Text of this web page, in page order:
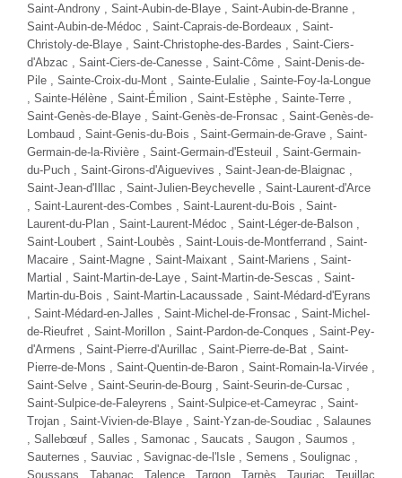
Saint-Androny , Saint-Aubin-de-Blaye , Saint-Aubin-de-Branne ,
Saint-Aubin-de-Médoc , Saint-Caprais-de-Bordeaux , Saint-
Christoly-de-Blaye , Saint-Christophe-des-Bardes , Saint-Ciers-
d'Abzac , Saint-Ciers-de-Canesse , Saint-Côme , Saint-Denis-de-
Pile , Sainte-Croix-du-Mont , Sainte-Eulalie , Sainte-Foy-la-Longue
, Sainte-Hélène , Saint-Émilion , Saint-Estèphe , Sainte-Terre ,
Saint-Genès-de-Blaye , Saint-Genès-de-Fronsac , Saint-Genès-de-
Lombaud , Saint-Genis-du-Bois , Saint-Germain-de-Grave , Saint-
Germain-de-la-Rivière , Saint-Germain-d'Esteuil , Saint-Germain-
du-Puch , Saint-Girons-d'Aiguevives , Saint-Jean-de-Blaignac ,
Saint-Jean-d'Illac , Saint-Julien-Beychevelle , Saint-Laurent-d'Arce
, Saint-Laurent-des-Combes , Saint-Laurent-du-Bois , Saint-
Laurent-du-Plan , Saint-Laurent-Médoc , Saint-Léger-de-Balson ,
Saint-Loubert , Saint-Loubès , Saint-Louis-de-Montferrand , Saint-
Macaire , Saint-Magne , Saint-Maixant , Saint-Mariens , Saint-
Martial , Saint-Martin-de-Laye , Saint-Martin-de-Sescas , Saint-
Martin-du-Bois , Saint-Martin-Lacaussade , Saint-Médard-d'Eyrans
Saint-Médard-en-Jalles , Saint-Michel-de-Fronsac , Saint-Michel-
de-Rieufret , Saint-Morillon , Saint-Pardon-de-Conques , Saint-Pey-
d'Armens , Saint-Pierre-d'Aurillac , Saint-Pierre-de-Bat , Saint-
Pierre-de-Mons , Saint-Quentin-de-Baron , Saint-Romain-la-Virvée ,
Saint-Selve , Saint-Seurin-de-Bourg , Saint-Seurin-de-Cursac ,
Saint-Sulpice-de-Faleyrens , Saint-Sulpice-et-Cameyrac , Saint-
Trojan , Saint-Vivien-de-Blaye , Saint-Yzan-de-Soudiac , Salaunes
, Sallebœuf , Salles , Samonac , Saucats , Saugon , Saumos ,
Sauternes , Sauviac , Savignac-de-l'Isle , Semens , Soulignac ,
Soussans , Tabanac , Talence , Targon , Tarnès , Tauriac , Teuillac